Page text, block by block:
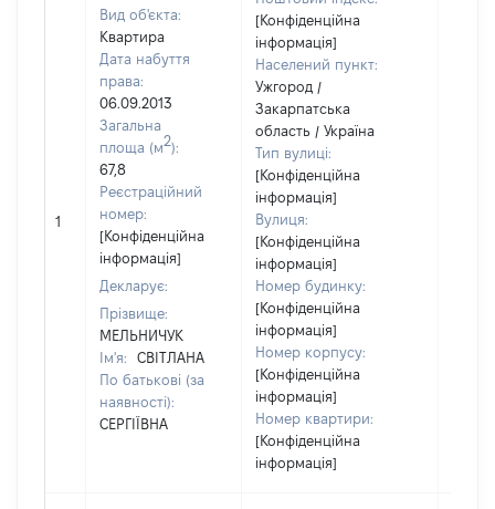
1
Вид об'єкта:
Квартира
Дата набуття
права:
06.09.2013
Загальна
площа (м2):
67,8
Реєстраційний
номер:
[Конфіденційна
інформація]
Декларує:
Прізвище:
МЕЛЬНИЧУК
Ім'я:
СВІТЛАНА
По батькові (за
наявності):
СЕРГІЇВНА
[Конфіденційна
інформація]
Населений пункт:
Ужгород /
Закарпатська
область / Україна
Тип вулиці:
[Конфіденційна
інформація]
Вулиця:
[Конфіденційна
інформація]
Номер будинку:
[Конфіденційна
інформація]
Номер корпусу:
[Конфіденційна
інформація]
Номер квартири:
[Конфіденційна
інформація]